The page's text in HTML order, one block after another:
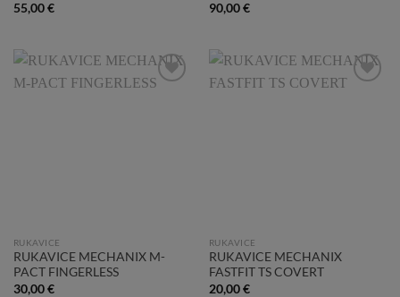
55,00€
90,00€
RUKAVICE
RUKAVICE MECHANIX M-
PACT FINGERLESS
30,00€
RUKAVICE
RUKAVICE MECHANIX
FASTFIT TS COVERT
20,00€